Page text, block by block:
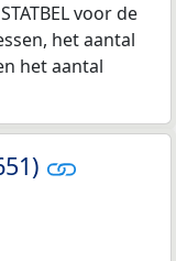
voor de
het aantal
het aantal